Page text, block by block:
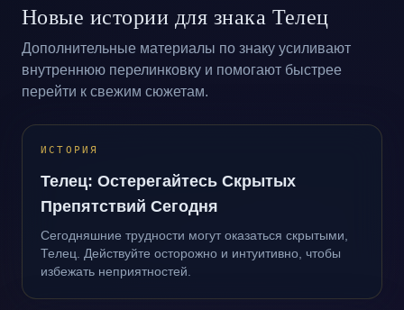
Новые истории для знака Телец
Дополнительные материалы по знаку усиливают
внутреннюю перелинковку и помогают быстрее
перейти к свежим сюжетам.
ИСТОРИЯ
Телец: Остерегайтесь Скрытых
Препятствий Сегодня
Сегодняшние трудности могут оказаться скрытыми,
Телец. Действуйте осторожно и интуитивно, чтобы
избежать неприятностей.